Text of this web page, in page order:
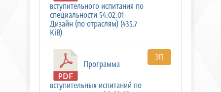
вступительного испитания по
специальности 54.02.01
Дизайн (по отраслям) (435.7
KiB)
Программа
вступительных испитаний по
ЭП